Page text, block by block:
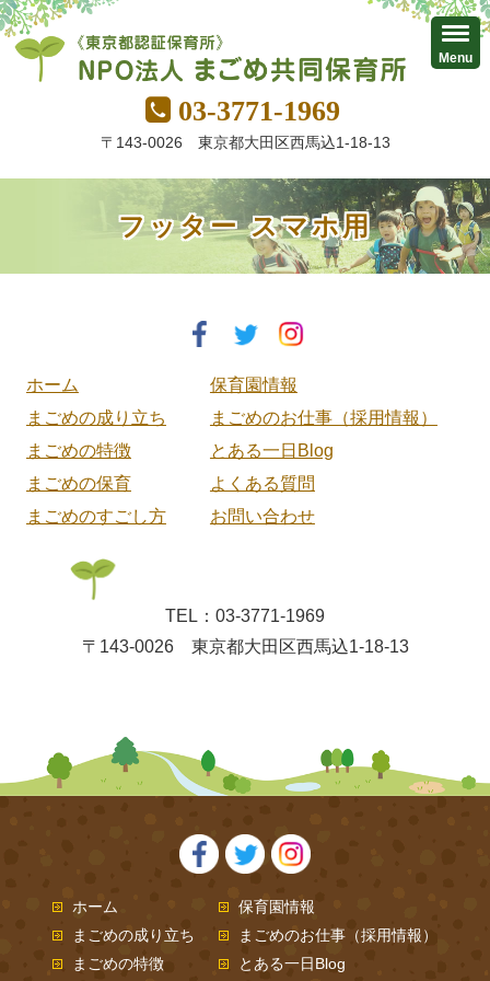
03-3771-1969
〒143-0026 東京都大田区西馬込1-18-13
フッター スマホ用
ホーム
まごめの成り立ち
まごめの特徴
まごめの保育
まごめのすごし方
保育園情報
まごめのお仕事（採用情報）
とある一日Blog
よくある質問
お問い合わせ
TEL：03-3771-1969
〒143-0026 東京都大田区西馬込1-18-13
ホーム
まごめの成り立ち
まごめの特徴
保育園情報
まごめのお仕事（採用情報）
とある一日Blog
Menu